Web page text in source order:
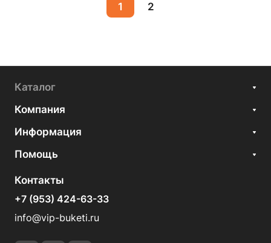
1 2
Каталог
Компания
Информация
Помощь
Контакты
+7 (953) 424-63-33
info@vip-buketi.ru